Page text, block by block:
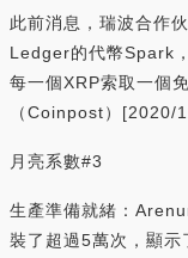
此前消息，瑞波合作
Ledger的代幣Spark
每一個XRP索取一個
（Coinpost）[2020/
月亮系數#3
生產準備就緒：
裝了超過5萬次，顯示